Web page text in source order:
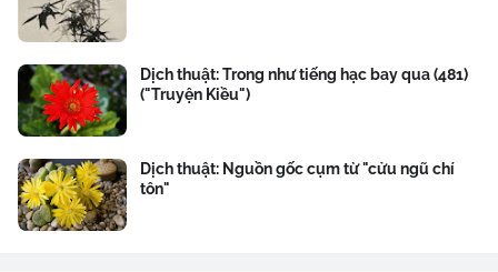
Dịch thuật: Trong như tiếng hạc bay qua (481)
("Truyện Kiều")
Dịch thuật: Nguồn gốc cụm từ "cửu ngũ chí
tôn"